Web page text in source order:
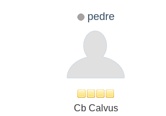
pedre
Cb Calvus